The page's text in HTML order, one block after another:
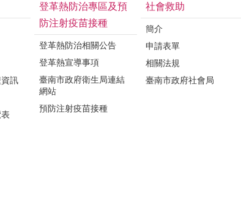
訊
登革熱防治專區及預
防注射疫苗接種
登革熱防治相關公告
登革熱宣導事項
臺南市政府衛生局連結
網站
預防注射疫苗接種
社會救助
簡介
申請表單
相關法規
臺南市政府社會局